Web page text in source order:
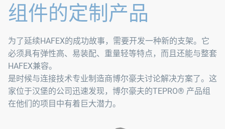
组件的定制产品
为了延续HAFEX的成功故事，需要开发一种新的支架。它
必须具有弹性高、易装配、重量轻等特点，而且还能与整套
HAFEX兼容。
是时候与连接技术专业制造商博尔豪夫讨论解决方案了。这
家位于汉堡的公司迅速发现，博尔豪夫的TEPRO® 产品组
在他们的项目中有着巨大潜力。